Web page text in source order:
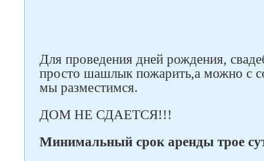
Для проведения дней рождения,
просто шашлык пожарить,а можно с
мы разместимся.
ДОМ НЕ СДАЕТСЯ!!!
Минимальный срок аренды трое
Следите за нами в соцсетях